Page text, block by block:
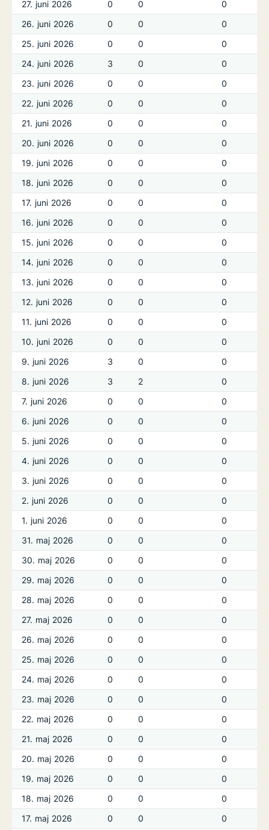
27. juni 2026 0 0
0
26. juni 2026
0 0
0
25. juni 2026
0 0
0
24. juni 2026
3 0
0
23. juni 2026
0 0
0
22. juni 2026
0 0
0
21. juni 2026
0 0
0
20. juni 2026
0 0
0
19. juni 2026
0 0
0
18. juni 2026
0 0
0
17. juni 2026
0 0
0
16. juni 2026
0 0
0
15. juni 2026
0 0
0
14. juni 2026
0 0
0
13. juni 2026
0 0
0
12. juni 2026
0 0
0
11. juni 2026
0 0
0
10. juni 2026
0 0
0
9. juni 2026
3 0
0
8. juni 2026
3 2
0
7. juni 2026
0 0
0
6. juni 2026
0 0
0
5. juni 2026
0 0
0
4. juni 2026
0 0
0
3. juni 2026
0 0
0
2. juni 2026
0 0
0
1. juni 2026
0 0
0
31. maj 2026
0 0
0
30. maj 2026
0 0
0
29. maj 2026
0 0
0
28. maj 2026
0 0
0
27. maj 2026
0 0
0
26. maj 2026
0 0
0
25. maj 2026
0 0
0
24. maj 2026
0 0
0
23. maj 2026
0 0
0
22. maj 2026
0 0
0
21. maj 2026
0 0
0
20. maj 2026
0 0
0
19. maj 2026
0 0
0
18. maj 2026
0 0
0
17. maj 2026
0 0
0